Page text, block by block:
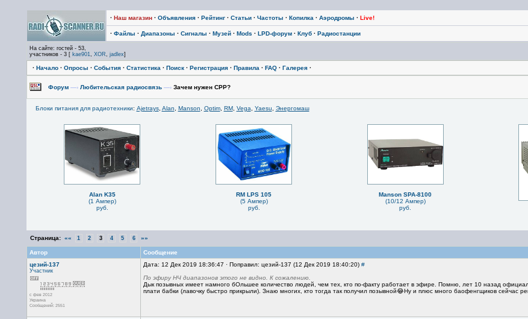
· Наш магазин· Объявления· Рейтинг· Статьи· Частоты · Копилка · Аэродромы · Live!
· Файлы · Диапазоны · Сигналы · Музей· Mods · LPD-форум· Клуб· Радиостанции
На сайте: гостей - 53,
участников - 3 [ kae901, XOR, jadlex]
· Начало· Опросы · События· Статистика · Поиск· Регистрация· Правила · FAQ· Галерея·
Форум —› Любительская радиосвязь —›Зачем нужен СРР?
Блоки питания для радиотехники: Ajetrays, Alan Manson Optim, RM, Vega Yaesu Энергомаш
Alan K35
(1 Ампер)
руб.
RM LPS 105
(5 Ампер)
руб.
Manson SPA-8100
(10/12 Ампер)
руб.
Страница: «« 1 2 3 4 5 6 »»
Автор
Сообщение
цезий-137
Участник
с фев 2012
Украина
Сообщений: 2551
Дата: 12 Дек 2019 18:36:47 · Поправил: цезий-137 (12 Дек 2019 18:40:20) #
По эфиру НЧ диапазонов этого не видно. К сожалению.
Дык позывных имеет намного бОльшее количество людей, чем тех, кто по-факту работает в эфире. Помню, лет 10 назад
плати бабки (лавочку быстро прикрыли). Знаю многих, кто тогда так получил позывной😂Ну и плюс много баофенгщиков сейчас